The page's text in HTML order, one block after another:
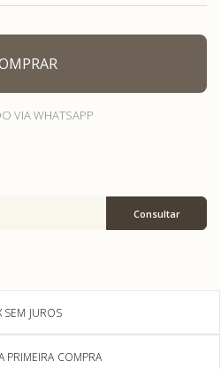
VIA WHATSAPP
SEM JUROS
PRIMEIRA COMPRA